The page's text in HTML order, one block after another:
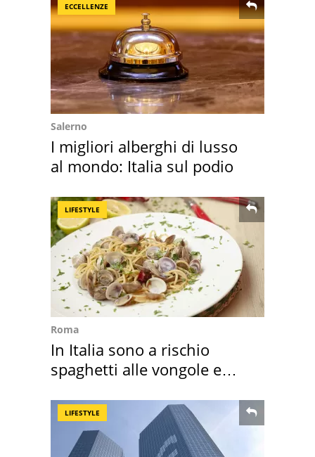
ECCELLENZE
Salerno
I migliori alberghi di lusso
al mondo: Italia sul podio
LIFESTYLE
Roma
In Italia sono a rischio
spaghetti alle vongole e
LIFESTYLE